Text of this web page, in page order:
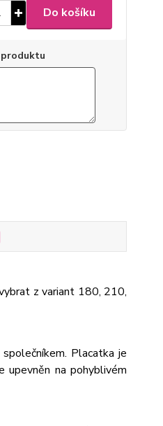
Do košíku
z variant 180, 210,
Placatka je
upevněn na pohyblivém